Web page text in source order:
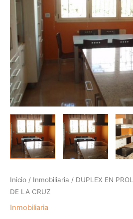
Inicio / Inmobiliaria / DUPLEX EN
DE LA CRUZ
Inmobiliaria
CRUZ
cantidad